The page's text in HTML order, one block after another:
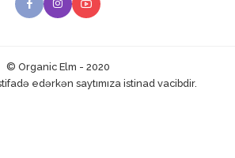
© Organic Elm - 2020
edərkən saytımıza istinad vacibdir.